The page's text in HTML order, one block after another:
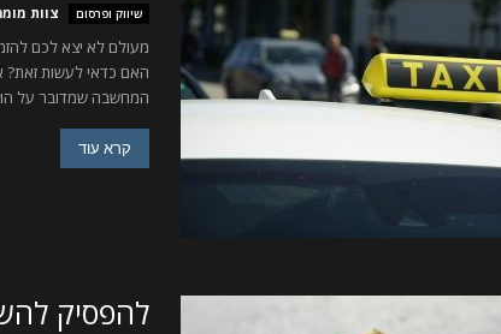
שיווק ופרסום צוות
מעולם לא יצא לכם
האם כדאי לעשות
המחשבה שמדובר על
קרא עוד
להפסיק